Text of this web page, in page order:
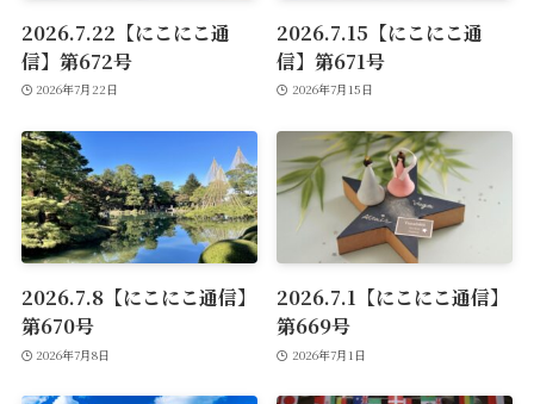
2026.7.22【にこにこ通
信】第672号
2026年7月22日
2026.7.15【にこにこ通
信】第671号
2026年7月15日
2026.7.8【にこにこ通信】
第670号
2026年7月8日
2026.7.1【にこにこ通信】
第669号
2026年7月1日